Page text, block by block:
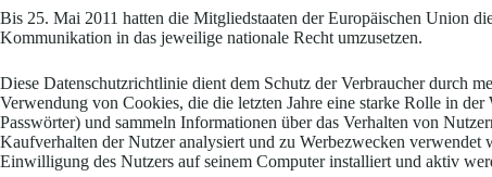
Bis 25. Mai 2011 hatten die Mitgliedstaaten der Europäischen Union
Kommunikation in das jeweilige nationale Recht umzusetzen.
Diese Datenschutzrichtlinie dient dem Schutz der Verbraucher durch
Verwendung von Cookies, die die letzten Jahre eine starke Rolle in
Passwörter) und sammeln Informationen über das Verhalten von
Kaufverhalten der Nutzer analysiert und zu Werbezwecken
Einwilligung des Nutzers auf seinem Computer installiert und aktiv